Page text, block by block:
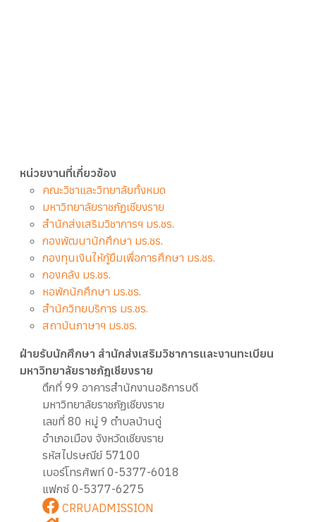
หน่วยงานที่เกี่ยวข้อง
คณะวิชาและวิทยาลัยทั้งหมด
มหาวิทยาลัยราชภัฏเชียงราย
สำนักส่งเสริมวิชาการฯ มร.ชร.
กองพัฒนานักศึกษา มร.ชร.
กองทุนเงินให้กู้ยืมเพื่อการศึกษา มร.ชร.
กองคลัง มร.ชร.
หอพักนักศึกษา มร.ชร.
สำนักวิทยบริการ มร.ชร.
สถาบันภาษาฯ มร.ชร.
ฝ่ายรับนักศึกษา สำนักส่งเสริมวิชาการและงานทะเบียน
มหาวิทยาลัยราชภัฎเชียงราย
ตึกที่ 99 อาคารสำนักงานอธิการบดี
มหาวิทยาลัยราชภัฏเชียงราย
เลขที่ 80 หมู่ 9 ตำบลบ้านดู่
อำเภอเมือง จังหวัดเชียงราย
รหัสไปรษณีย์ 57100
เบอร์โทรศัพท์ 0-5377-6018
แฟกซ์ 0-5377-6275
CRRUADMISSION